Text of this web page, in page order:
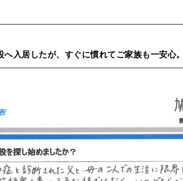
へ入居したが、すぐに慣れてご家族も一安心